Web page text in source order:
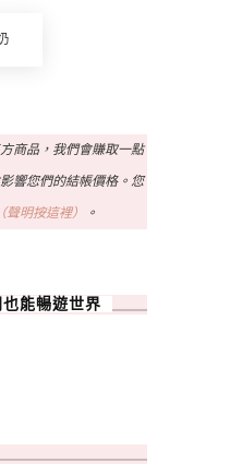
商品，我們會賺取一點
響您們的結帳價格。您
明按這裡） 。
能暢遊世界